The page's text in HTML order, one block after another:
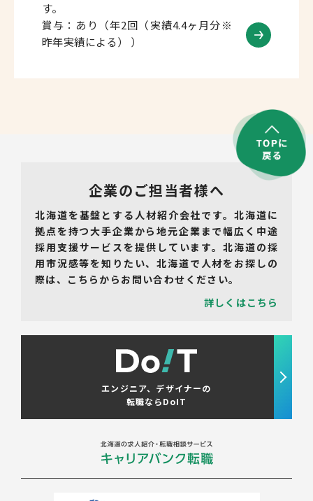
す。
賞与：あり（年2回（実績4.4ヶ月分※
昨年実績による） ）
企業のご担当者様へ
北海道を基盤とする人材紹介会社です。北海道に
拠点を持つ大手企業から地元企業まで幅広く中途
採用支援サービスを提供しています。北海道の採
用市況感等を知りたい、北海道で人材をお探しの
際は、こちらからお問い合わせください。
詳しくはこちら
エンジニア、デザイナーの
転職ならDoIT